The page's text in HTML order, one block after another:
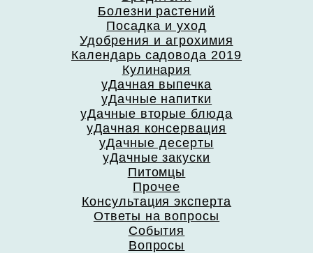
Болезни растений
Посадка и уход
Удобрения и агрохимия
Календарь садовода 2019
Кулинария
уДачная выпечка
уДачные напитки
уДачные вторые блюда
уДачная консервация
уДачные десерты
уДачные закуски
Питомцы
Прочее
Консультация эксперта
Ответы на вопросы
События
Вопросы